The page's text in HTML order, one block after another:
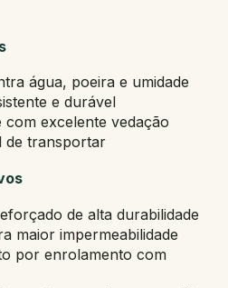
água, poeira e umidade
e durável
com excelente vedação
de transportar
de alta durabilidade
maior impermeabilidade
por enrolamento com